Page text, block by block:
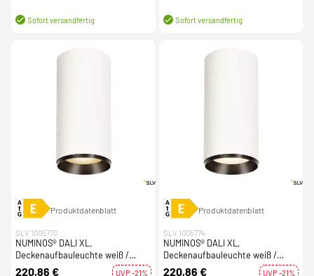
Sofort versandfertig Sofort versandfertig
Produktdatenblatt
SLV 1005770
NUMINOS® DALI XL,
Deckenaufbauleuchte weiß /
schwarz 36W 3000K 60°
220,86 €
UVP -21%
Produktdatenblatt
SLV 1005774
NUMINOS® DALI XL,
Deckenaufbauleuchte weiß /
schwarz 36W 4000K 24°
220,86 €
UVP -21%